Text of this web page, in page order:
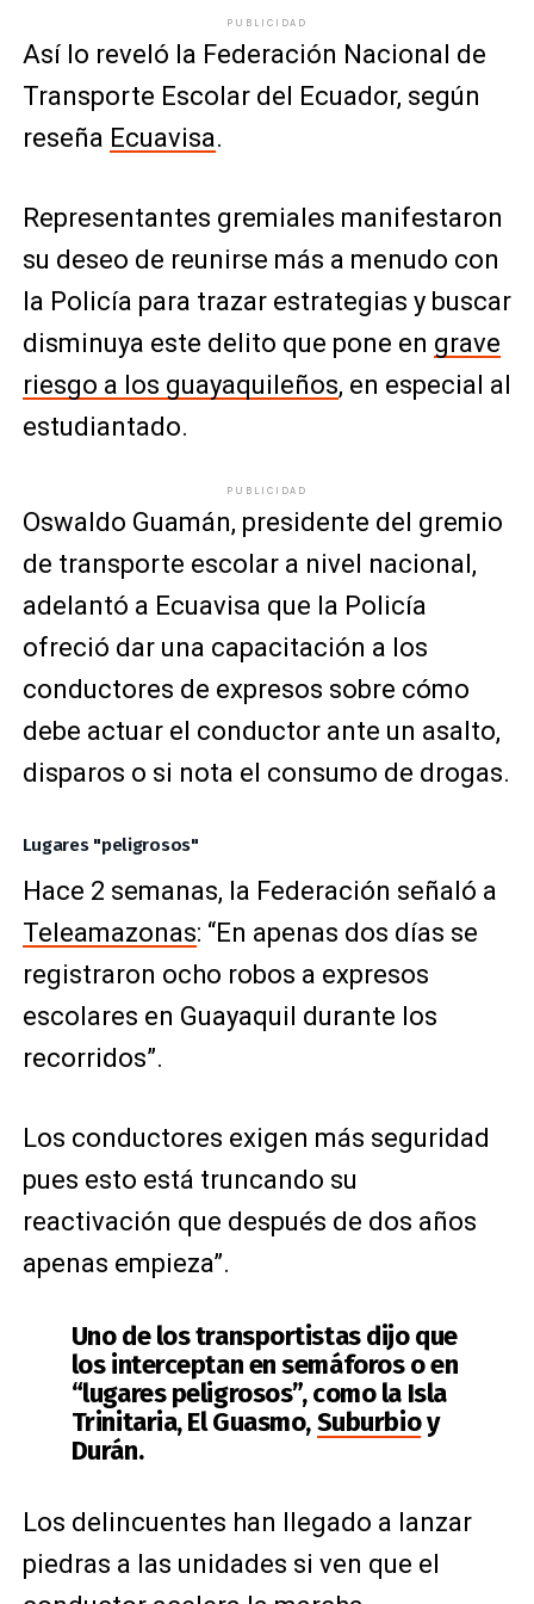
PUBLICIDAD
Así lo reveló la Federación Nacional de
Transporte Escolar del Ecuador, según
reseña Ecuavisa.
Representantes gremiales manifestaron
su deseo de reunirse más a menudo con
la Policía para trazar estrategias y buscar
disminuya este delito que pone en grave
riesgo a los guayaquileños, en especial al
estudiantado.
PUBLICIDAD
Oswaldo Guamán, presidente del gremio
de transporte escolar a nivel nacional,
adelantó a Ecuavisa que la Policía
ofreció dar una capacitación a los
conductores de expresos sobre cómo
debe actuar el conductor ante un asalto,
disparos o si nota el consumo de drogas.
Lugares "peligrosos"
Hace 2 semanas, la Federación señaló a
Teleamazonas: “En apenas dos días se
registraron ocho robos a expresos
escolares en Guayaquil durante los
recorridos”.
Los conductores exigen más seguridad
pues esto está truncando su
reactivación que después de dos años
apenas empieza”.
Uno de los transportistas dijo que
los interceptan en semáforos o en
“lugares peligrosos”, como la Isla
Trinitaria, El Guasmo,Suburbioy
Durán.
Los delincuentes han llegado a lanzar
piedras a las unidades si ven que el